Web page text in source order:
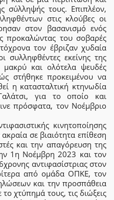
σύλληψής τους. Επιπλέον,
στις κλούβες οι
στον βασανισμό ενός
προκαλώντας του σοβαρές
τον έβριζαν χυδαία
συλληφθέντες εκείνης της
και ολότελα ψευδές
στήθηκε προκειμένου να
η κατασταλτική κτηνωδία
για το οποίο και
πρόσφατα, τον Νοέμβριο
κινητοποίησης
σε βιαιότητα επίθεση
και την απαγόρευση της
1η Νοέμβρη 2023 και τον
αντιφασίστριας στον
από ομάδα ΟΠΚΕ, τον
και την προσπάθεια
χτύπημά τους, τις διώξεις